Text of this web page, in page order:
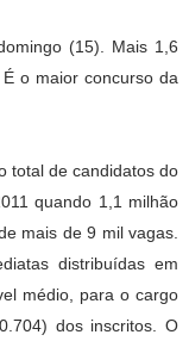
(15). Mais 1,6
o maior concurso da
total de candidatos do
quando 1,1 milhão
mais de 9 mil vagas.
distribuídas em
médio, para o cargo
dos inscritos. O